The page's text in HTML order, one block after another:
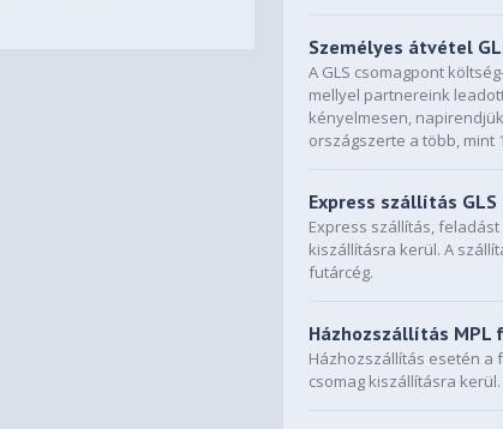
Személyes átvétel
A GLS csomagpont
mellyel partnereink
kényelmesen,
országszerte a több, mint
Express szállítás
Express szállítás,
kiszállításra kerül. A
futárcég.
Házhozszállítás
Házhozszállítás esetén a
csomag kiszállításra kerül.